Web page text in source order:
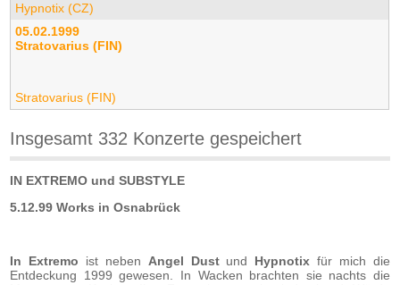
Hypnotix (CZ)
05.02.1999
Stratovarius (FIN)
Stratovarius (FIN)
Insgesamt 332 Konzerte gespeichert
IN EXTREMO und SUBSTYLE
5.12.99 Works in Osnabrück
In Extremo ist neben Angel Dustund Hypnotix für mich die
Entdeckung 1999 gewesen. In Wacken brachten sie nachts die